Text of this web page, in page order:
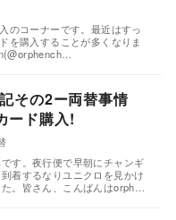
のコーナーです。最近はすっ
を購入することが多くなりま
その2ー両替事情
ード購入!
す。夜行便で早朝にチャンギ
着するなりユニクロを見かけ
。皆さん、こんばんはorph…